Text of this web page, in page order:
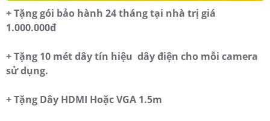
+ Tặng gói bảo hành 24 tháng tại nhà trị giá
1.000.000đ
+ Tặng 10 mét dây tín hiệu dây điện cho mỗi camera
sử dụng.
+ Tặng Dây HDMI Hoặc VGA 1.5m